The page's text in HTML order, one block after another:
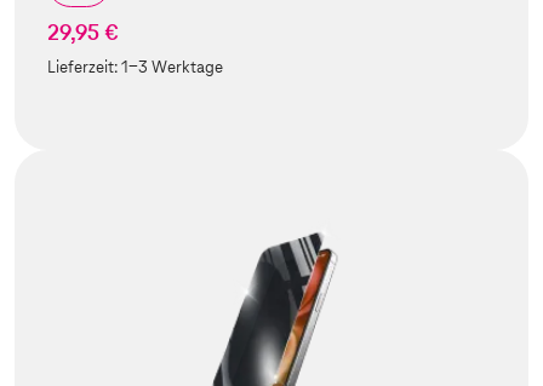
29,95 €
Lieferzeit:1-3 Werktage